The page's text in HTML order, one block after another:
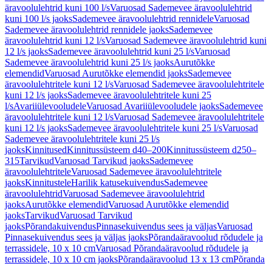
äravoolulehtrid kuni 100 l/sVaruosad Sademevee äravoolulehtrid
kuni 100 l/s jaoksSademevee äravoolulehtrid rennideleVaruosad
Sademevee äravoolulehtrid rennidele jaoksSademevee
äravoolulehtrid kuni 12 l/sVaruosad Sademevee äravoolulehtrid kuni
12 l/s jaoksSademevee äravoolulehtrid kuni 25 l/sVaruosad
Sademevee äravoolulehtrid kuni 25 l/s jaoksAurutõkke
elemendidVaruosad Aurutõkke elemendid jaoksSademevee
äravoolulehtritele kuni 12 l/sVaruosad Sademevee äravoolulehtritele
kuni 12 l/s jaoksSademevee äravoolulehtritele kuni 25
l/sAvariiülevooludeleVaruosad Avariiülevooludele jaoksSademevee
äravoolulehtritele kuni 12 l/sVaruosad Sademevee äravoolulehtritele
kuni 12 l/s jaoksSademevee äravoolulehtritele kuni 25 l/sVaruosad
Sademevee äravoolulehtritele kuni 25 l/s
jaoksKinnitusedKinnitussüsteem d40–200Kinnitussüsteem d250–
315TarvikudVaruosad Tarvikud jaoksSademevee
äravoolulehtriteleVaruosad Sademevee äravoolulehtritele
jaoksKinnitusteleHarilik katusekuivendusSademevee
äravoolulehtridVaruosad Sademevee äravoolulehtrid
jaoksAurutõkke elemendidVaruosad Aurutõkke elemendid
jaoksTarvikudVaruosad Tarvikud
jaoksPõrandakuivendusPinnasekuivendus sees ja väljasVaruosad
Pinnasekuivendus sees ja väljas jaoksPõrandaäravoolud rõdudele ja
terrassidele, 10 x 10 cmVaruosad Põrandaäravoolud rõdudele ja
terrassidele, 10 x 10 cm jaoksPõrandaäravoolud 13 x 13 cmPõranda